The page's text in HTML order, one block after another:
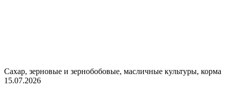
Сахар, зерновые и зернобобовые, масличные культуры, корма
15.07.2026